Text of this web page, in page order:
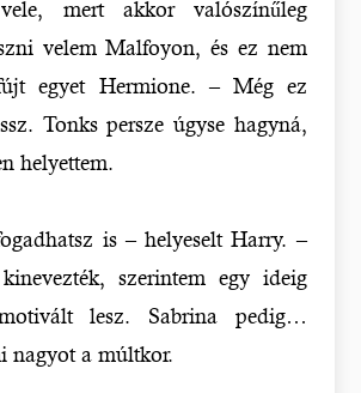
mert akkor valószínűleg
velem Malfoyon, és ez nem
egyet Hermione. – Még ez
Tonks persze úgyse hagyná,
helyettem.
is – helyeselt Harry. –
szerintem egy ideig
lesz. Sabrina pedig…
nagyot a múltkor.